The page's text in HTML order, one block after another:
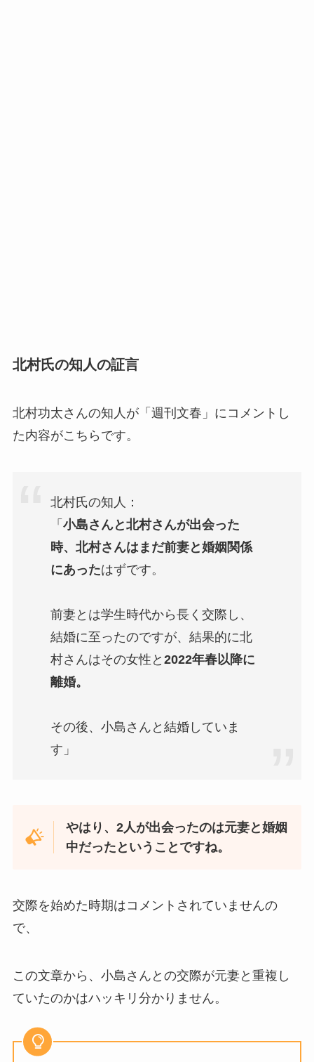
北村氏の知人の証言
北村功太さんの知人が「週刊文春」にコメントし
た内容がこちらです。
北村氏の知人：
「 小島さんと北村さんが出会った
時、北村さんはまだ前妻と婚姻関係
にあったはずです。
前妻とは学生時代から長く交際し、
結婚に至ったのですが、結果的に北
村さんはその女性と 2022年春以降に
離婚。
その後、小島さんと結婚していま
す」
やはり、2人が出会ったのは元妻と婚姻
中だったということですね。
交際を始めた時期はコメントされていませんの
で、
この文章から、小島さんとの交際が元妻と重複し
ていたのかはハッキリ分かりません。